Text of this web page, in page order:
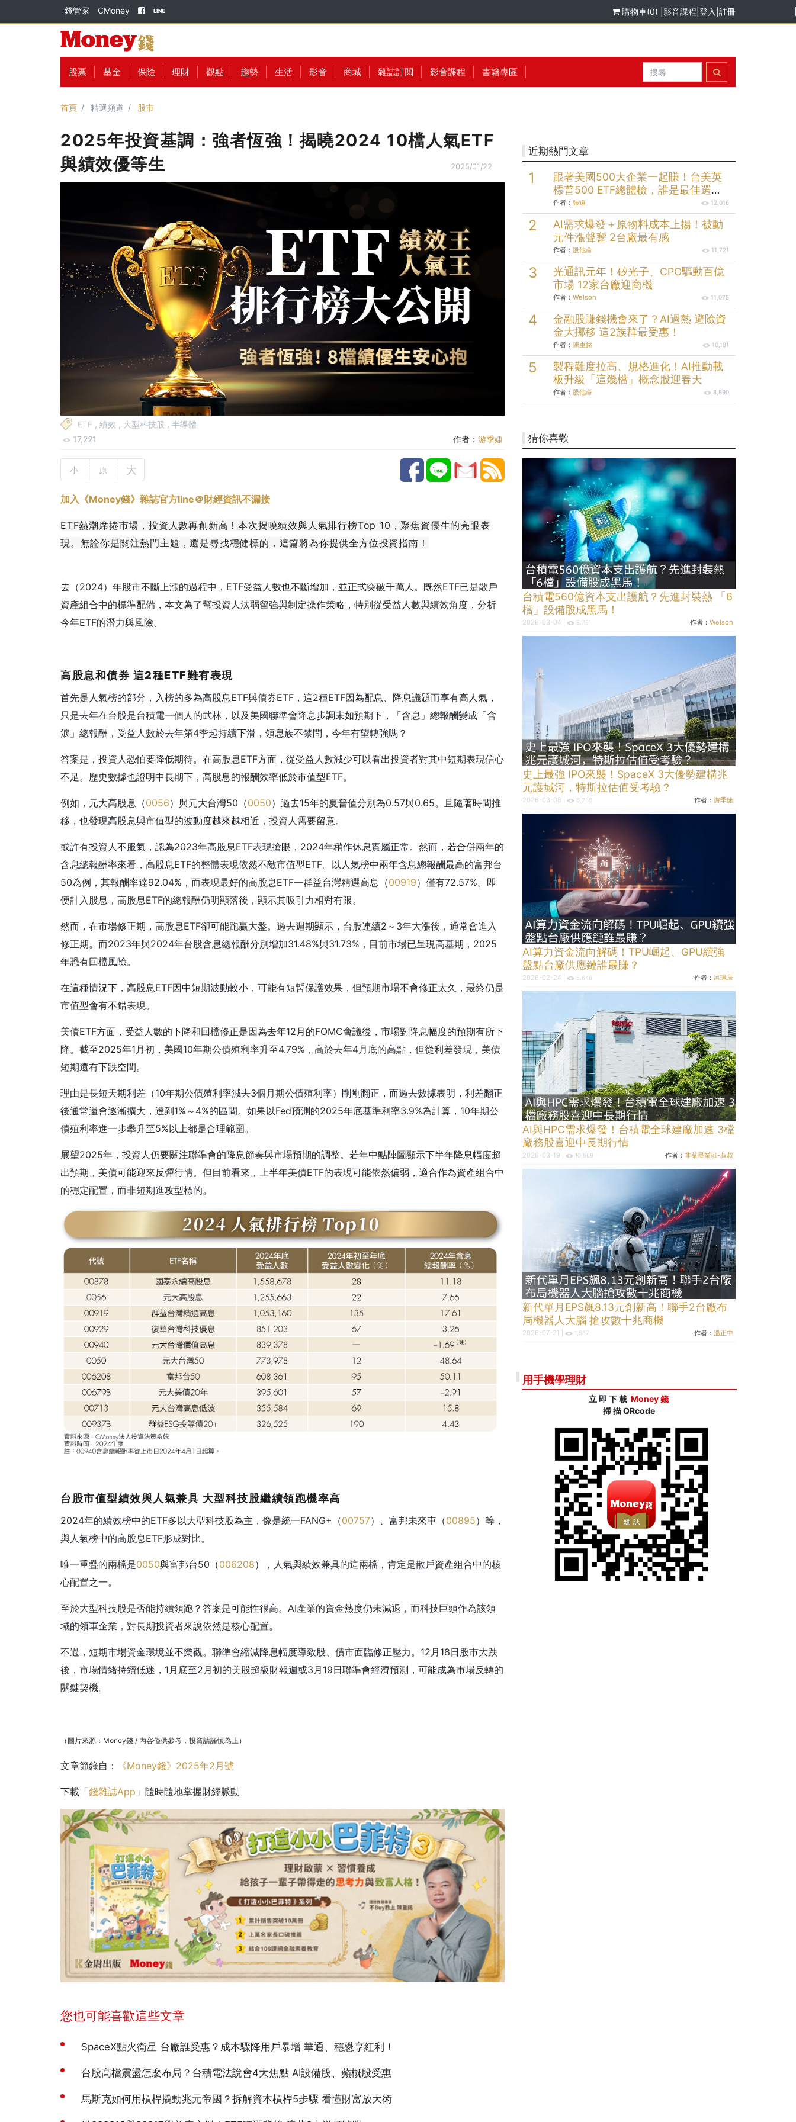
錢管家 CMoney 購物車(0) 影音課程 登入 註冊
股票 基金 保險 理財 觀點 趨勢 生活 影音 商城 雜誌訂閱 影音課程 書籍專區
首頁 精選頻道 股市
2025年投資基調：強者恆強！揭曉2024 10檔人氣ETF
與績效優等生
2025/01/22
ETF , 績效 , 大型科技股 , 半導體
17,221
作者： 游季婕
小 原 大
加入《Money錢》雜誌官方line＠財經資訊不漏接
ETF熱潮席捲市場，投資人數再創新高！本次揭曉績效與人氣排行榜Top 10，聚焦資優生的亮眼表
現。無論你是關注熱門主題，還是尋找穩健標的，這篇將為你提供全方位投資指南！
去（2024）年股市不斷上漲的過程中，ETF受益人數也不斷增加，並正式突破千萬人。既然ETF已是散戶
資產組合中的標準配備，本文為了幫投資人汰弱留強與制定操作策略，特別從受益人數與績效角度，分析
今年ETF的潛力與風險。
高股息和債券 這2種ETF難有表現
首先是人氣榜的部分，入榜的多為高股息ETF與債券ETF，這2種ETF因為配息、降息議題而享有高人氣，
只是去年在台股是台積電一個人的武林，以及美國聯準會降息步調未如預期下，「含息」總報酬變成「含
淚」總報酬，受益人數於去年第4季起持續下滑，領息族不禁問，今年有望轉強嗎？
答案是，投資人恐怕要降低期待。在高股息ETF方面，從受益人數減少可以看出投資者對其中短期表現信心
不足。歷史數據也證明中長期下，高股息的報酬效率低於市值型ETF。
例如，元大高股息（0056）與元大台灣50（0050）過去15年的夏普值分別為0.57與0.65。且隨著時間推
移，也發現高股息與市值型的波動度越來越相近，投資人需要留意。
或許有投資人不服氣，認為2023年高股息ETF表現搶眼，2024年稍作休息實屬正常。然而，若合併兩年的
含息總報酬率來看，高股息ETF的整體表現依然不敵市值型ETF。以人氣榜中兩年含息總報酬最高的富邦台
50為例，其報酬率達92.04%，而表現最好的高股息ETF—群益台灣精選高息（00919）僅有72.57%。即
便計入股息，高股息ETF的總報酬仍明顯落後，顯示其吸引力相對有限。
然而，在市場修正期，高股息ETF卻可能跑贏大盤。過去週期顯示，台股連續2～3年大漲後，通常會進入
修正期。而2023年與2024年台股含息總報酬分別增加31.48%與31.73%，目前市場已呈現高基期，2025
年恐有回檔風險。
在這種情況下，高股息ETF因中短期波動較小，可能有短暫保護效果，但預期市場不會修正太久，最終仍是
市值型會有不錯表現。
美債ETF方面，受益人數的下降和回檔修正是因為去年12月的FOMC會議後，市場對降息幅度的預期有所下
降。截至2025年1月初，美國10年期公債殖利率升至4.79%，高於去年4月底的高點，但從利差發現，美債
短期還有下跌空間。
理由是長短天期利差（10年期公債殖利率減去3個月期公債殖利率）剛剛翻正，而過去數據表明，利差翻正
後通常還會逐漸擴大，達到1%～4%的區間。如果以Fed預測的2025年底基準利率3.9%為計算，10年期公
債殖利率進一步攀升至5%以上都是合理範圍。
展望2025年，投資人仍要關注聯準會的降息節奏與市場預期的調整。若年中點陣圖顯示下半年降息幅度超
出預期，美債可能迎來反彈行情。但目前看來，上半年美債ETF的表現可能依然偏弱，適合作為資產組合中
的穩定配置，而非短期進攻型標的。
台股市值型績效與人氣兼具 大型科技股繼續領跑機率高
2024年的績效榜中的ETF多以大型科技股為主，像是統一FANG+（00757）、富邦未來車（00895）等，
與人氣榜中的高股息ETF形成對比。
唯一重疊的兩檔是0050與富邦台50（006208），人氣與績效兼具的這兩檔，肯定是散戶資產組合中的核
心配置之一。
至於大型科技股是否能持續領跑？答案是可能性很高。AI產業的資金熱度仍未減退，而科技巨頭作為該領
域的領軍企業，對長期投資者來說依然是核心配置。
不過，短期市場資金環境並不樂觀。聯準會縮減降息幅度導致股、債市面臨修正壓力。12月18日股市大跌
後，市場情緒持續低迷，1月底至2月初的美股超級財報週或3月19日聯準會經濟預測，可能成為市場反轉的
關鍵契機。
（圖片來源：Money錢 / 內容僅供參考，投資請謹慎為上）
文章節錄自： 《Money錢》2025年2月號
下載 「錢雜誌App」 隨時隨地掌握財經脈動
近期熱門文章
跟著美國500大企業一起賺！台美英
標普500 ETF總體檢，誰是最佳選
擇？
作者： 張遠 12,016
AI需求爆發＋原物料成本上揚！被動
元件漲聲響 2台廠最有感
作者： 股他命 11,721
光通訊元年！矽光子、CPO驅動百億
市場 12家台廠迎商機
作者： Welson 11,075
金融股賺錢機會來了？AI過熱 避險資
金大挪移 這2族群最受惠！
作者： 陳重銘 10,181
製程難度拉高、規格進化！AI推動載
板升級「這幾檔」概念股迎春天
作者： 股他命 8,890
猜你喜歡
台積電560億資本支出護航？先進封裝熱 「6
檔」設備股成黑馬！
2026-03-04 | 8,791 作者：Welson
史上最強 IPO來襲！SpaceX 3大優勢建構兆
元護城河，特斯拉估值受考驗？
2026-03-08 | 8,238 作者：游季婕
AI算力資金流向解碼！TPU崛起、GPU續強
盤點台廠供應鏈誰最賺？
2026-02-24 | 8,646 作者： 呂珮辰
AI與HPC需求爆發！台積電全球建廠加速 3檔
廠務股喜迎中長期行情
2026-03-19 | 10,569 作者：韭菜畢業班-叔叔
新代單月EPS飆8.13元創新高！聯手2台廠布
局機器人大腦 搶攻數十兆商機
2026-07-21 | 1,587 作者：溫正中
用手機學理財
立 即 下 載 Money 錢
掃 描 QRcode